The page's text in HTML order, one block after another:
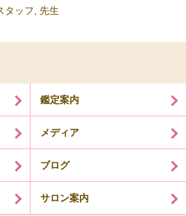
タッフ 先生
鑑定案内
メディア
ブログ
サロン案内